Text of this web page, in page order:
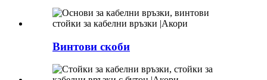
Винтови скоби